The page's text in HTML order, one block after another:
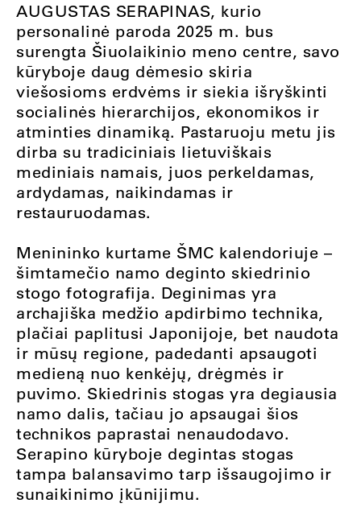
AUGUSTAS SERAPINAS, kurio
personalinė paroda 2025 m. bus
surengta Šiuolaikinio meno centre, savo
kūryboje daug dėmesio skiria
viešosioms erdvėms ir siekia išryškinti
socialinės hierarchijos, ekonomikos ir
atminties dinamiką. Pastaruoju metu jis
dirba su tradiciniais lietuviškais
mediniais namais, juos perkeldamas,
ardydamas, naikindamas ir
restauruodamas.
Menininko kurtame ŠMC kalendoriuje –
šimtamečio namo deginto skiedrinio
stogo fotografija. Deginimas yra
archajiška medžio apdirbimo technika,
plačiai paplitusi Japonijoje, bet naudota
ir mūsų regione, padedanti apsaugoti
medieną nuo kenkėjų, drėgmės ir
puvimo. Skiedrinis stogas yra degiausia
namo dalis, tačiau jo apsaugai šios
technikos paprastai nenaudodavo.
Serapino kūryboje degintas stogas
tampa balansavimo tarp išsaugojimo ir
sunaikinimo įkūnijimu.